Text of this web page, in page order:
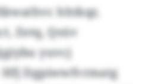
hhtkqr,
Zetq, Qsüv
yuvcj
Dgpiwwfvrmatg